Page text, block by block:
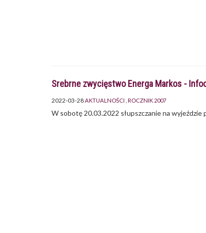
Srebrne zwycięstwo Energa Markos -
2022-03-28AKTUALNOŚCI ROCZNIK 2007
W sobotę 20.03.2022 słupszczanie na